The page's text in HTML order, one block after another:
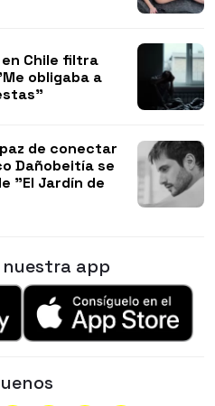
Chile filtra
obligaba a
de conectar
Dañobeitía se
"El Jardín de
app